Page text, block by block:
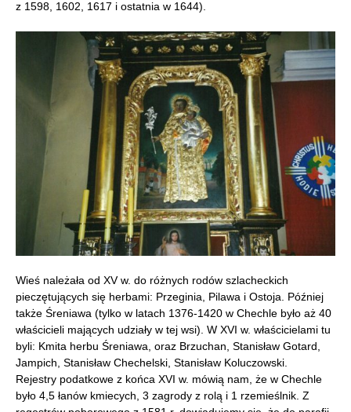
z 1598, 1602, 1617 i ostatnia w 1644).
Wieś należała od XV w. do różnych rodów szlacheckich
pieczętujących się herbami: Przeginia, Pilawa i Ostoja. Później
także Śreniawa (tylko w latach 1376-1420 w Chechle było aż 40
właścicieli mających udziały w tej wsi). W XVI w. właścicielami tu
byli: Kmita herbu Śreniawa, oraz Brzuchan, Stanisław Gotard,
Jampich, Stanisław Chechelski, Stanisław Koluczowski.
Rejestry podatkowe z końca XVI w. mówią nam, że w Chechle
było 4,5 łanów kmiecych, 3 zagrody z rolą i 1 rzemieślnik. Z